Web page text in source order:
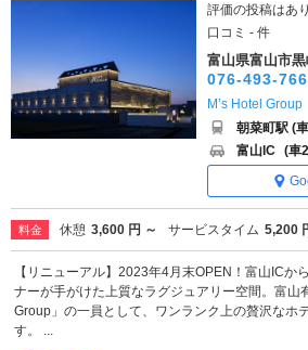
評価の投稿はあ
口コミ - 件
富山県富山市
076-493-
M’s Hotel Group
朝菜町駅 (
富山IC (車
料金 休憩 3,600 円 ～ サービスタイム 5,200
【リニューアル】2023年4月末OPEN！富山ICか
ナーが手がけた上質なラグジュアリー空間。富山
Group」の一員として、ワンランク上の贅沢なホ
す。 ...